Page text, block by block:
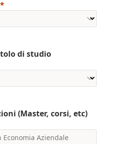
di studio
(Master, corsi, etc)